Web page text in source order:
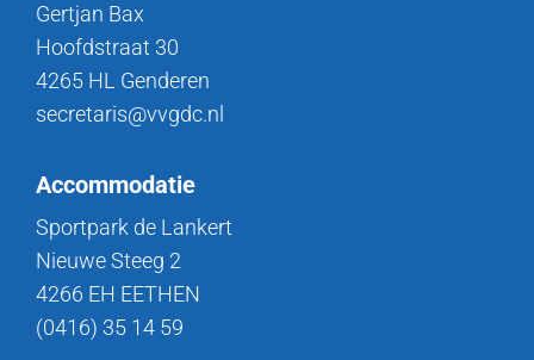
Gertjan Bax
Hoofdstraat 30
4265 HL Genderen
secretaris@vvgdc.nl
Accommodatie
Sportpark de Lankert
Nieuwe Steeg 2
4266 EH EETHEN
(0416) 35 14 59